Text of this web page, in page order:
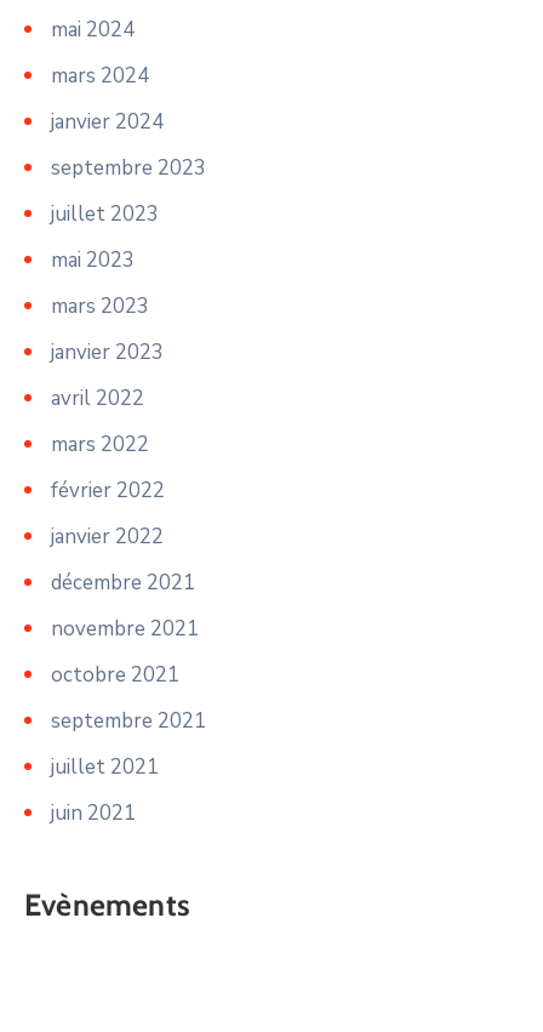
mai 2024
mars 2024
janvier 2024
septembre 2023
juillet 2023
mai 2023
mars 2023
janvier 2023
avril 2022
mars 2022
février 2022
janvier 2022
décembre 2021
novembre 2021
octobre 2021
septembre 2021
juillet 2021
juin 2021
Evènements